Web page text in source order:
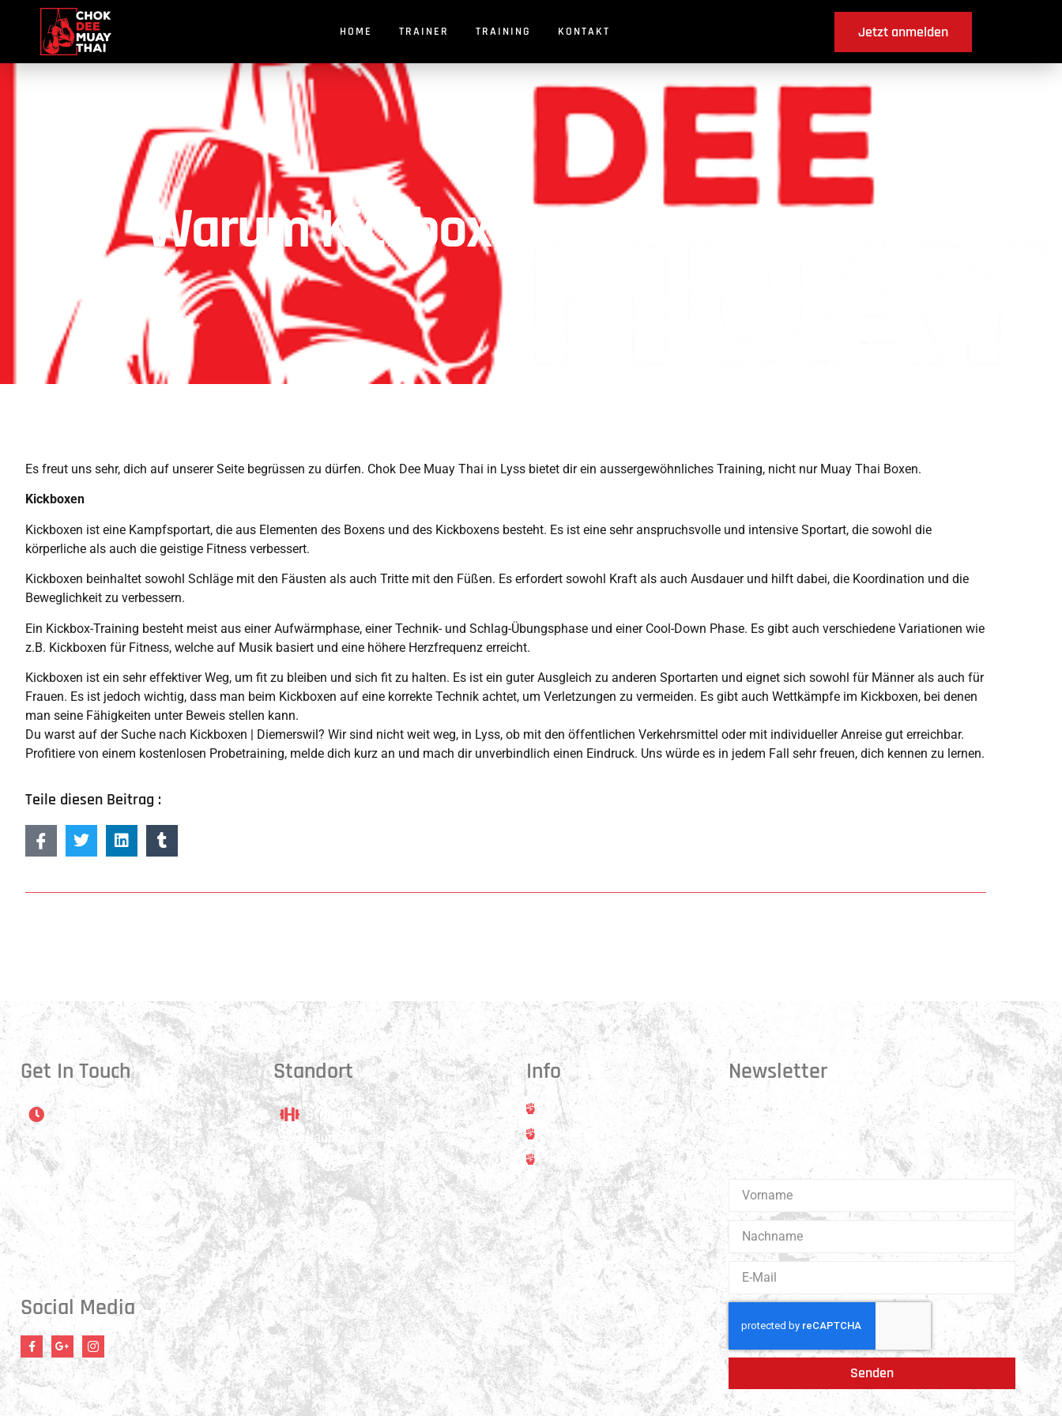
HOME TRAINER TRAINING KONTAKT Jetzt anmelden
Warum Kickboxen in Diemerswil ?
Es freut uns sehr, dich auf unserer Seite begrüssen zu dürfen. Chok Dee Muay Thai in Lyss bietet dir ein aussergewöhnliches Training, nicht nur Muay Thai Boxen.
Kickboxen
Kickboxen ist eine Kampfsportart, die aus Elementen des Boxens und des Kickboxens besteht. Es ist eine sehr anspruchsvolle und intensive Sportart, die sowohl die
körperliche als auch die geistige Fitness verbessert.
Kickboxen beinhaltet sowohl Schläge mit den Fäusten als auch Tritte mit den Füßen. Es erfordert sowohl Kraft als auch Ausdauer und hilft dabei, die Koordination und die
Beweglichkeit zu verbessern.
Ein Kickbox-Training besteht meist aus einer Aufwärmphase, einer Technik- und Schlag-Übungsphase und einer Cool-Down Phase. Es gibt auch verschiedene Variationen wie
z.B. Kickboxen für Fitness, welche auf Musik basiert und eine höhere Herzfrequenz erreicht.
Kickboxen ist ein sehr effektiver Weg, um fit zu bleiben und sich fit zu halten. Es ist ein guter Ausgleich zu anderen Sportarten und eignet sich sowohl für Männer als auch für
Frauen. Es ist jedoch wichtig, dass man beim Kickboxen auf eine korrekte Technik achtet, um Verletzungen zu vermeiden. Es gibt auch Wettkämpfe im Kickboxen, bei denen
man seine Fähigkeiten unter Beweis stellen kann.
Du warst auf der Suche nach Kickboxen | Diemerswil? Wir sind nicht weit weg, in Lyss, ob mit den öffentlichen Verkehrsmittel oder mit individueller Anreise gut erreichbar.
Profitiere von einem kostenlosen Probetraining, melde dich kurz an und mach dir unverbindlich einen Eindruck. Uns würde es in jedem Fall sehr freuen, dich kennen zu lernen.
Teile diesen Beitrag :
Get In Touch
Öffnungszeiten
Montag:
17:15 - 21:00 Uhr
Mittwoch:
17:30 - 21:00 Uhr
Donnerstag:
17:15 - 18:45 Uhr
Freitag:
17:30 - 21:00 Uhr
Social Media
Standort
Standort
Hauptstrasse 31
3250 Lyss
Info
Trainer
Training
Kontakt
Newsletter
Erhalte 1x pro Quartal unsere News in dein Postfach.
Darüber hinaus teilen wir gerne Spannendes und
Lehrreiches aus der Welt des Muay Thai Boxen.
Senden